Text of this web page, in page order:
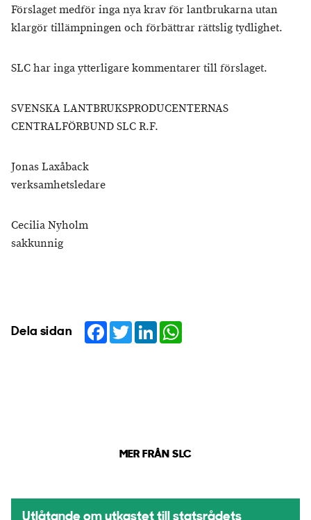
Förslaget medför inga nya krav för lantbrukarna utan
klargör tillämpningen och förbättrar rättslig tydlighet.
SLC har inga ytterligare kommentarer till förslaget.
SVENSKA LANTBRUKSPRODUCENTERNAS
CENTRALFÖRBUND SLC R.F.
Jonas Laxåback
verksamhetsledare
Cecilia Nyholm
sakkunnig
Dela sidan Facebook
TwitterLinkedIn
MER FRÅN SLC